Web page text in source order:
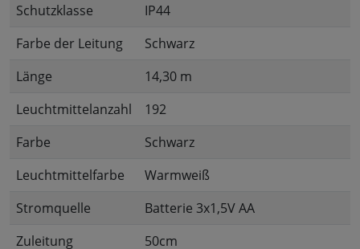
Schutzklasse
IP44
Farbe der Leitung
Schwarz
Länge
14,30 m
Leuchtmittelanzahl
192
Farbe
Schwarz
Leuchtmittelfarbe
Warmweiß
Stromquelle
Batterie 3x1,5V AA
Zuleitung
50cm